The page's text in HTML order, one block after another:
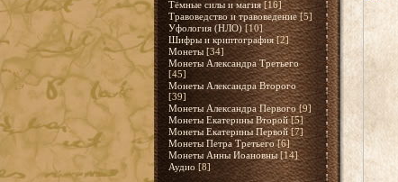
Тёмные силы и магия [16]
Травоведство и травоведение [5]
Уфология (НЛО) [10]
Шифры и криптография [2]
Монеты [34]
Монеты Александра Третьего
[45]
Монеты Александра Второго
[39]
Монеты Александра Первого [9]
Монеты Екатерины Второй [5]
Монеты Екатерины Первой [7]
Монеты Петра Третьего [6]
Монеты Анны Иоановны [14]
Аудио [8]